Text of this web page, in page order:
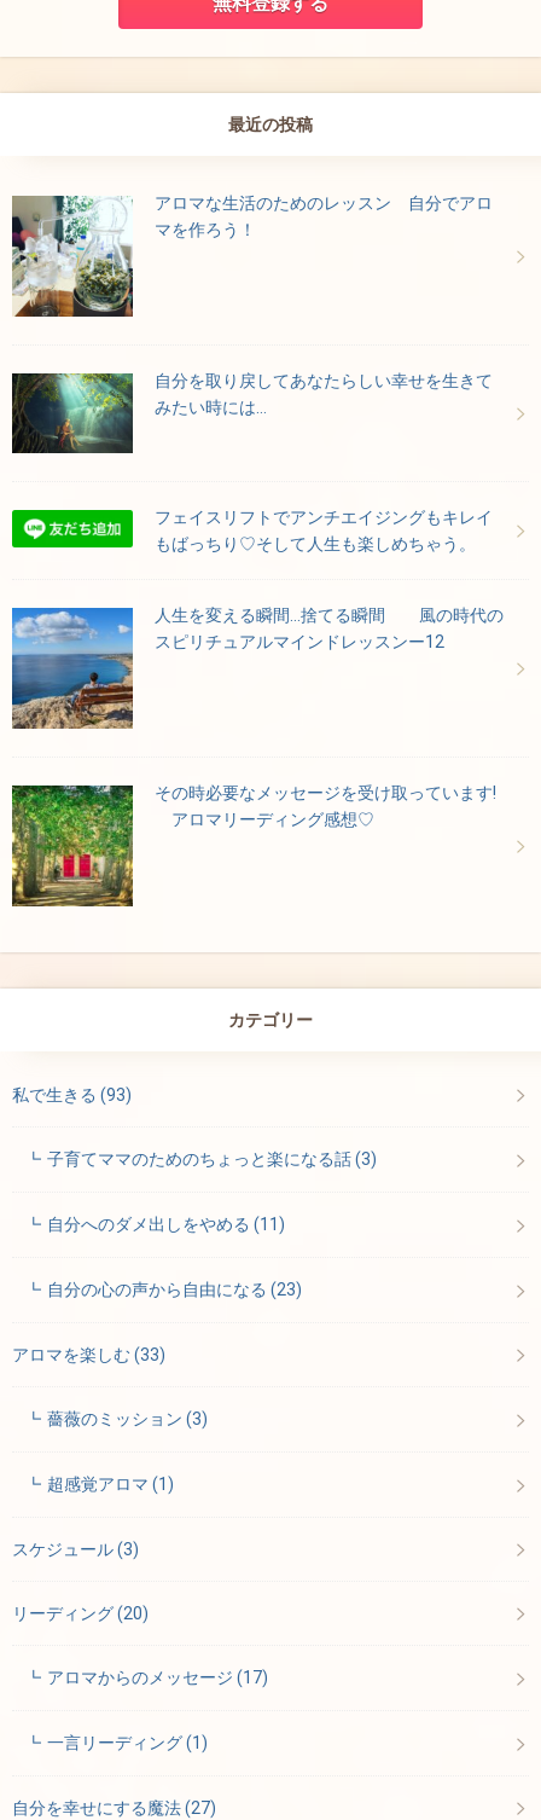
最近の投稿
アロマな生活のためのレッスン 自分でアロ
マを作ろう！
自分を取り戻してあなたらしい幸せを生きて
みたい時には…
フェイスリフトでアンチエイジングもキレイ
もばっちり♡そして人生も楽しめちゃう。
人生を変える瞬間…捨てる瞬間 風の時代の
スピリチュアルマインドレッスンー12
その時必要なメッセージを受け取っています!
アロマリーディング感想♡
カテゴリー
私で生きる (93)
子育てママのためのちょっと楽になる話(3)
自分へのダメ出しをやめる(11)
自分の心の声から自由になる(23)
アロマを楽しむ(33)
薔薇のミッション(3)
超感覚アロマ(1)
スケジュール(3)
リーディング(20)
アロマからのメッセージ(17)
一言リーディング(1)
自分を幸せにする魔法(27)